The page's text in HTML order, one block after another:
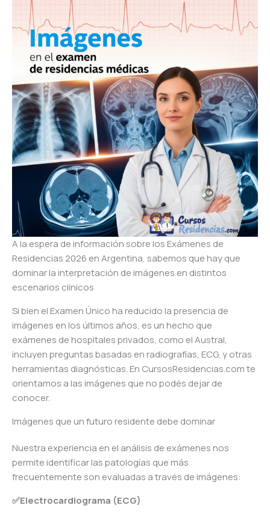
A la espera de información sobre los Exámenes de
Residencias 2026 en Argentina, sabemos que hay que
dominar la interpretación de imágenes en distintos
escenarios clínicos
Si bien el Examen Único ha reducido la presencia de
imágenes en los últimos años, es un hecho que
exámenes de hospitales privados, como el Austral,
incluyen preguntas basadas en radiografías, ECG, y otras
herramientas diagnósticas. En CursosResidencias.com te
orientamos a las imágenes que no podés dejar de
conocer.
Imágenes que un futuro residente debe dominar
Nuestra experiencia en el análisis de exámenes nos
permite identificar las patologías que más
frecuentemente son evaluadas a través de imágenes:
✅Electrocardiograma (ECG)